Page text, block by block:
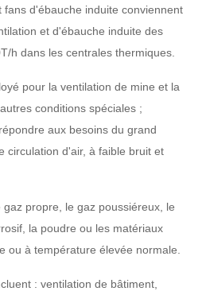
d'ébauche induite conviennent
et d'ébauche induite des
h dans les centrales thermiques.
pour la ventilation de mine et la
conditions spéciales ;
aux besoins du grand
circulation d'air, à faible bruit et
propre, le gaz poussiéreux, le
la poudre ou les matériaux
ou à température élevée normale.
: ventilation de bâtiment,